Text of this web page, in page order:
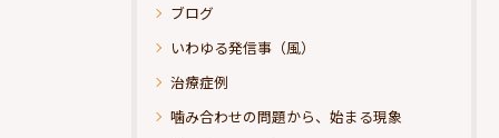
ブログ
いわゆる発信事（風）
治療症例
噛み合わせの問題から、始まる現象